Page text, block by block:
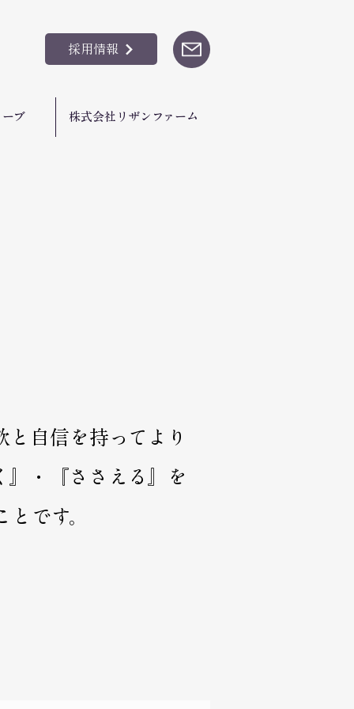
採用情報
ブ 株式会社リザンファーム
自信を持ってより
』・『ささえる』を
です。